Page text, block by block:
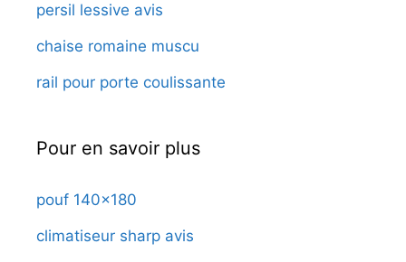
persil lessive avis
chaise romaine muscu
rail pour porte coulissante
Pour en savoir plus
pouf 140×180
climatiseur sharp avis